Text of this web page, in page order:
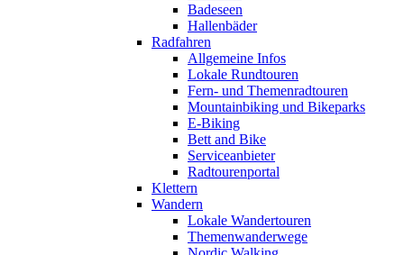
Badeseen
Hallenbäder
Radfahren
Allgemeine Infos
Lokale Rundtouren
Fern- und Themenradtouren
Mountainbiking und Bikeparks
E-Biking
Bett and Bike
Serviceanbieter
Radtourenportal
Klettern
Wandern
Lokale Wandertouren
Themenwanderwege